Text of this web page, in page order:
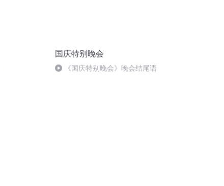
国庆特别晚会
《国庆特别晚会》晚会结尾语